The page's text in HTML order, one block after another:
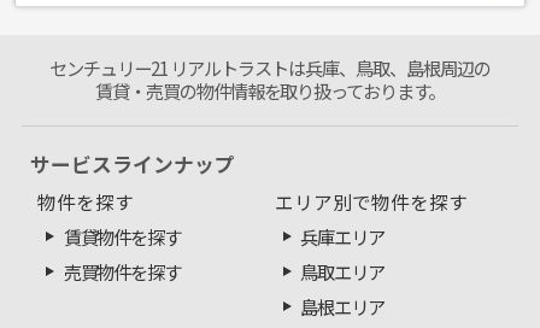
センチュリー21 リアルトラストは兵庫、鳥取、島根周辺の
賃貸・売買の物件情報を取り扱っております。
サービスラインナップ
物件を探す
賃貸物件を探す
売買物件を探す
エリア別で物件を探す
兵庫エリア
鳥取エリア
島根エリア